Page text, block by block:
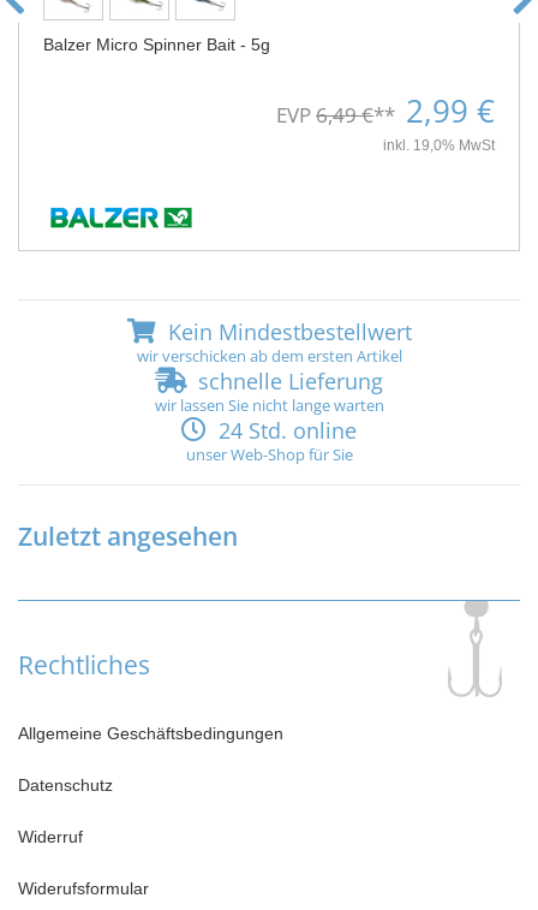
Balzer Micro Spinner Bait - 5g
EVP6,49 €** 2,99 €
inkl. 19,0% MwSt
Kein Mindestbestellwert
wir verschicken ab dem ersten Artikel
schnelle Lieferung
wir lassen Sie nicht lange warten
24 Std. online
unser Web-Shop für Sie
Zuletzt angesehen
Rechtliches
Allgemeine Geschäftsbedingungen
Datenschutz
Widerruf
Widerufsformular